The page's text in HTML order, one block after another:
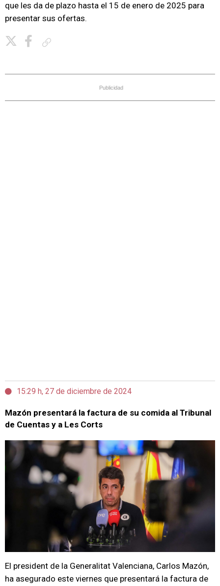
que les da de plazo hasta el 15 de enero de 2025 para
presentar sus ofertas.
Publicidad
15:29 h, 27 de diciembre de 2024
Mazón presentará la factura de su comida al Tribunal
de Cuentas y a Les Corts
El president de la Generalitat Valenciana, Carlos Mazón,
ha asegurado este viernes que presentará la factura de